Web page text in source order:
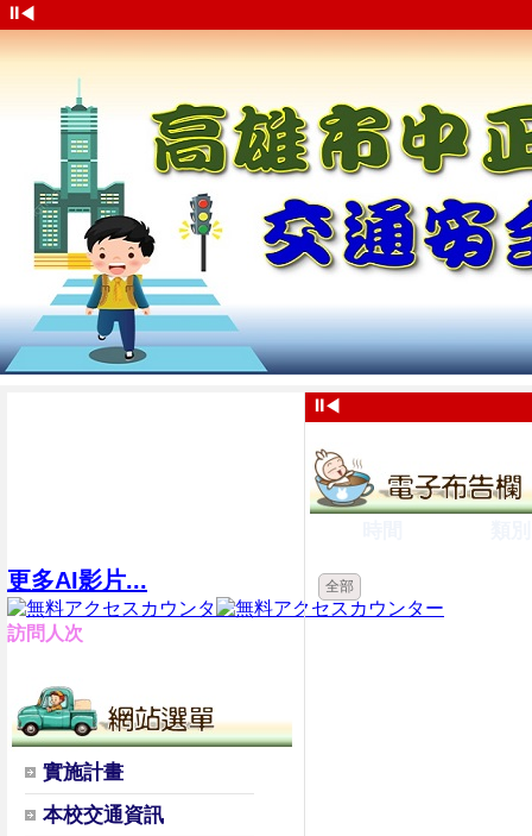
⏸◀
更多AI影片...
訪問人次
實施計畫
本校交通資訊
⏸◀
全部